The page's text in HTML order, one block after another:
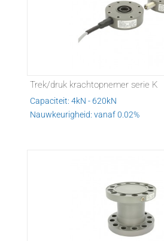
Trek/druk krachtopnemer serie K
Capaciteit: 4kN - 620kN
Nauwkeurigheid: vanaf 0.02%